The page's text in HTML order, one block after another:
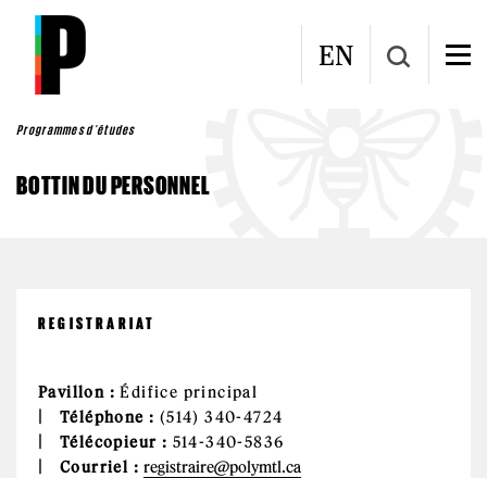
Aller au contenu principal
EN
Programmes d'études
BOTTIN DU PERSONNEL
REGISTRARIAT
Pavillon : Édifice principal
Téléphone : (514) 340-4724
Télécopieur : 514-340-5836
Courriel : registraire@polymtl.ca